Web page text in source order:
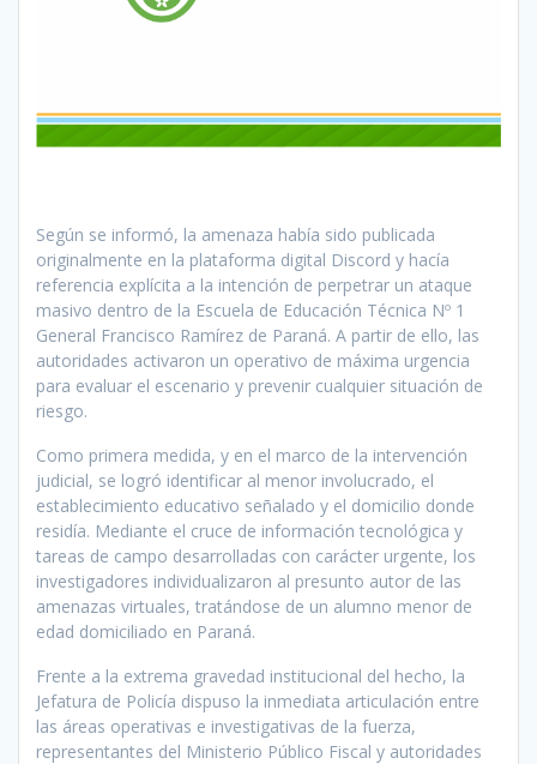
Según se informó, la amenaza había sido publicada
originalmente en la plataforma digital Discord y hacía
referencia explícita a la intención de perpetrar un ataque
masivo dentro de la Escuela de Educación Técnica Nº 1
General Francisco Ramírez de Paraná. A partir de ello, las
autoridades activaron un operativo de máxima urgencia
para evaluar el escenario y prevenir cualquier situación de
riesgo.
Como primera medida, y en el marco de la intervención
judicial, se logró identificar al menor involucrado, el
establecimiento educativo señalado y el domicilio donde
residía. Mediante el cruce de información tecnológica y
tareas de campo desarrolladas con carácter urgente, los
investigadores individualizaron al presunto autor de las
amenazas virtuales, tratándose de un alumno menor de
edad domiciliado en Paraná.
Frente a la extrema gravedad institucional del hecho, la
Jefatura de Policía dispuso la inmediata articulación entre
las áreas operativas e investigativas de la fuerza,
representantes del Ministerio Público Fiscal y autoridades